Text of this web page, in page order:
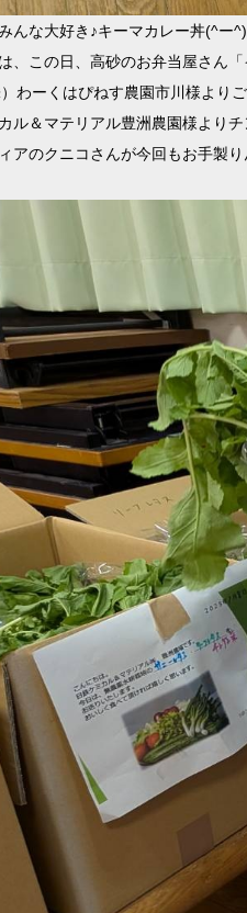
んな大好き♪キーマカレー丼(^ー^)
、この日、高砂のお弁当屋さん
）わーくはぴねす農園市川様より
ル＆マテリアル豊洲農園様より
アのクニコさんが今回もお手製